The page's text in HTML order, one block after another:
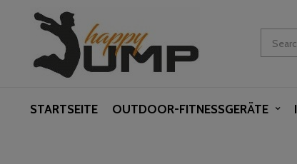
STARTSEITE OUTDOOR-FITNESSGERÄTE